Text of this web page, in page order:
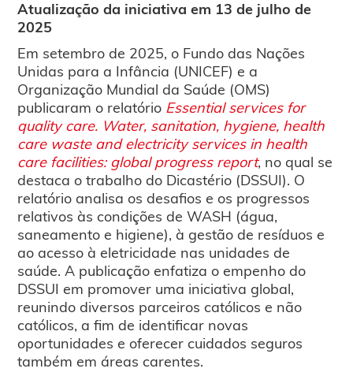
Atualização da iniciativa em 13 de julho de
2025
Em setembro de 2025, o Fundo das Nações
Unidas para a Infância (UNICEF) e a
Organização Mundial da Saúde (OMS)
publicaram o relatório Essential services for
quality care. Water, sanitation, hygiene, health
care waste and electricity services in health
care facilities: global progress report, no qual se
destaca o trabalho do Dicastério (DSSUI). O
relatório analisa os desafios e os progressos
relativos às condições de WASH (água,
saneamento e higiene), à gestão de resíduos e
ao acesso à eletricidade nas unidades de
saúde. A publicação enfatiza o empenho do
DSSUI em promover uma iniciativa global,
reunindo diversos parceiros católicos e não
católicos, a fim de identificar novas
oportunidades e oferecer cuidados seguros
também em áreas carentes.